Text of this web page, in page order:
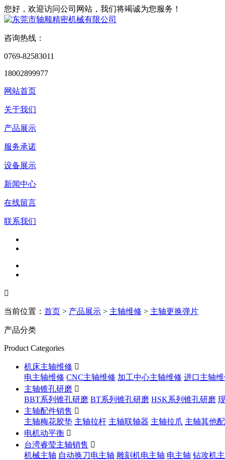
您好，欢迎访问公司网站，我们将竭诚为您服务！
咨询热线：
0769-82583011
18002899977
网站首页
关于我们
产品展示
服务承诺
设备展示
新闻中心
在线留言
联系我们

当前位置： 首页 > 产品展示 > 主轴维修 > 主轴更换弹片
产品分类
Product Categories
机床主轴维修 
电主轴维修 CNC主轴维修 加工中心主轴维修 进口主轴
主轴锥孔研磨 
BBT系列锥孔研磨 BT系列锥孔研磨 HSK系列锥孔研磨
主轴配件销售 
主轴梅花胶垫 主轴拉杆 主轴联轴器 主轴拉爪 主轴其他
电机动平衡 
台湾睿莹主轴销售 
机械主轴 自动换刀电主轴 雕刻机电主轴 电主轴 钻攻机